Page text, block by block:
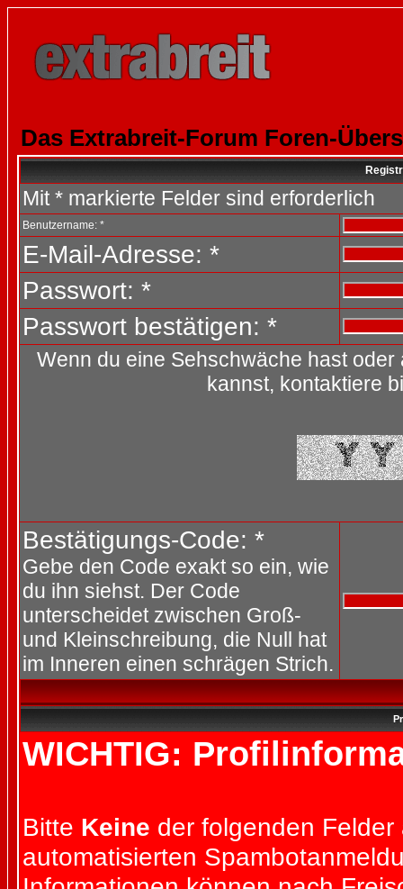
Das Extrabreit-Forum Foren-
Mit * markierte Felder sind erforderlich
Benutzername: *
E-Mail-Adresse: *
Passwort: *
Passwort bestätigen: *
Wenn du eine Sehschwäche hast
kannst, kontaktiere
Bestätigungs-Code: *
Gebe den Code exakt so ein, wie
du ihn siehst. Der Code
unterscheidet zwischen Groß-
und Kleinschreibung, die Null hat
im Inneren einen schrägen Strich.
WICHTIG:
Bitte Keine der folgenden
automatisierten